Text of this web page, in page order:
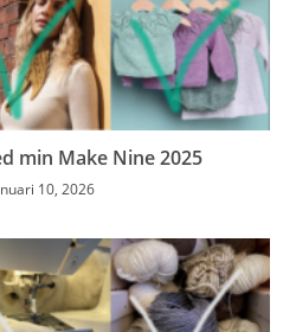
min Make Nine 2025
10, 2026